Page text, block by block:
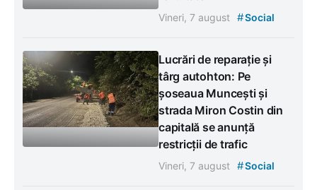
Vineri, 7 august #Social
Lucrări de reparație și
târg autohton: Pe
șoseaua Muncești și
strada Miron Costin din
capitală se anunță
restricții de trafic
Vineri, 7 august #Social